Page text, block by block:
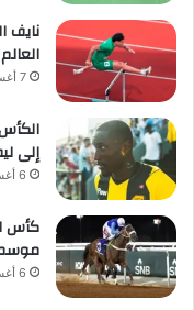
نايف
العالم تحت 20
7 أغسطس، 2026
إلى
6 أغسطس، 2026
كأس
6 أغسطس، 2026